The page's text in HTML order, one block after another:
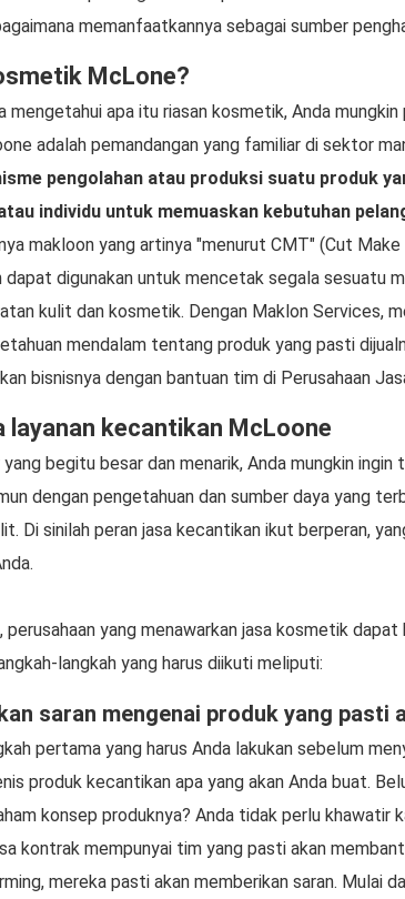
memanfaatkannya sebagai sumber
McLone?
mengetahui apa itu riasan kosmetik, Anda
adalah pemandangan yang familiar di sektor
pengolahan atau produksi suatu produk
individu untuk memuaskan kebutuhan
makloon yang artinya "menurut CMT" (Cut
dapat digunakan untuk mencetak segala sesuatu
kulit dan kosmetik. Dengan Maklon Services,
mendalam tentang produk yang pasti
bisnisnya dengan bantuan tim di Perusahaan
layanan kecantikan McLoone
yang begitu besar dan menarik, Anda mungkin ingin
dengan pengetahuan dan sumber daya yang
Di sinilah peran jasa kecantikan ikut berperan,
perusahaan yang menawarkan jasa kosmetik
langkah yang harus diikuti meliputi:
saran mengenai produk yang pasti
pertama yang harus Anda lakukan sebelum
produk kecantikan apa yang akan Anda buat.
konsep produknya? Anda tidak perlu khawatir
kontrak mempunyai tim yang pasti akan
mereka pasti akan memberikan saran. Mulai